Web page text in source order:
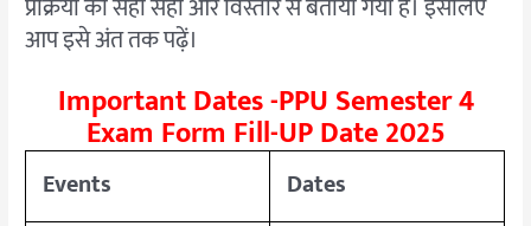
प्रक्रिया को सही सही और विस्तार से बताया गया है। इसलिए
आप इसे अंत तक पढ़ें।
Important Dates -PPU Semester 4
Exam Form Fill-UP Date 2025
Events
Dates